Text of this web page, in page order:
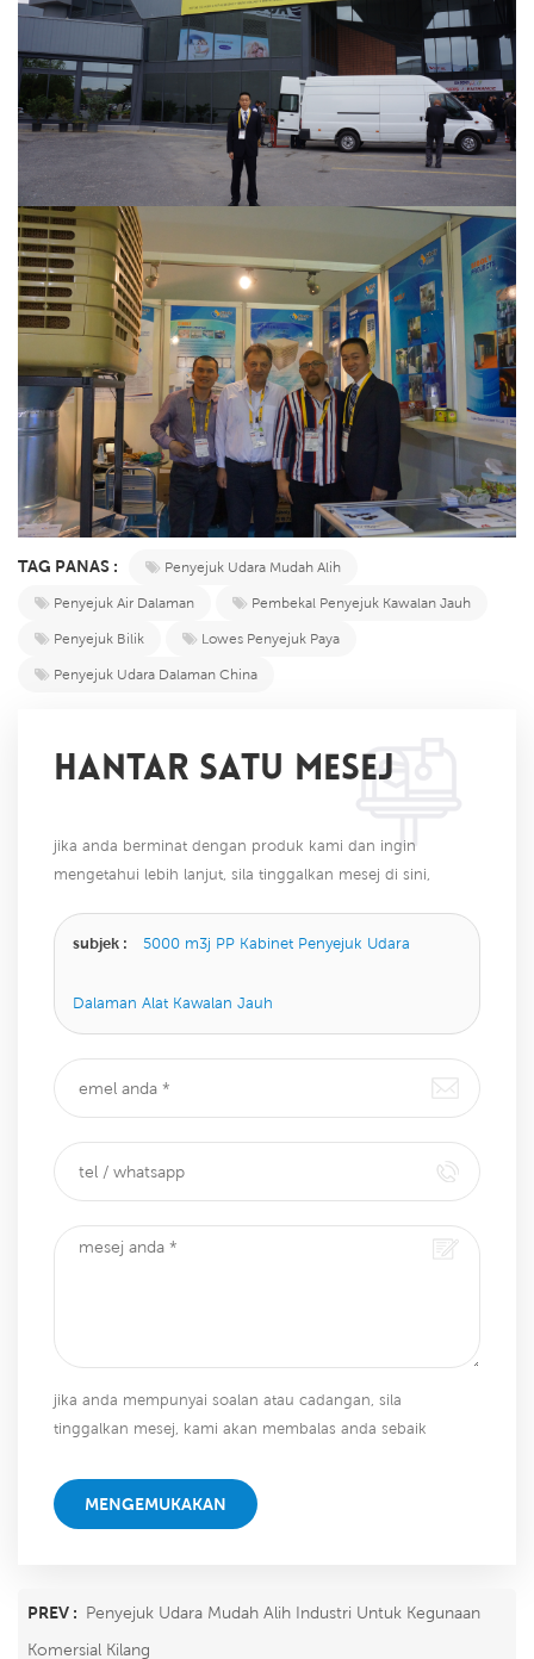
TAG PANAS :
Penyejuk Udara Mudah Alih
Penyejuk Air Dalaman
Pembekal Penyejuk Kawalan Jauh
Penyejuk Bilik
Lowes Penyejuk Paya
Penyejuk Udara Dalaman China
HANTAR SATU MESEJ
jika anda berminat dengan produk kami dan ingin
mengetahui lebih lanjut, sila tinggalkan mesej di sini,
subjek : 5000 m3j PP Kabinet Penyejuk Udara
Dalaman Alat Kawalan Jauh
jika anda mempunyai soalan atau cadangan, sila
tinggalkan mesej, kami akan membalas anda sebaik
MENGEMUKAKAN
PREV : Penyejuk Udara Mudah Alih Industri Untuk Kegunaan
Komersial Kilang